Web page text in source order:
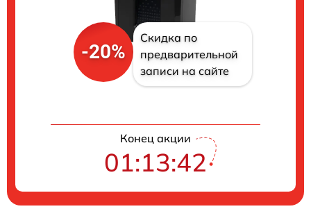
-20%
Скидка по
предварительной
записи на сайте
Конец акции
01:13:41